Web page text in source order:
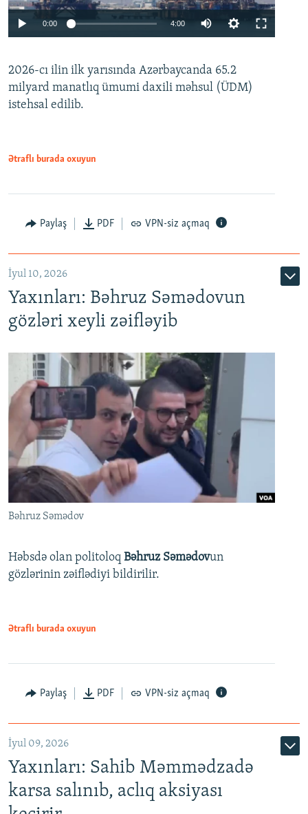
Auto 240p 360p 480p
0:00 4:00
360p
480p
2026-cı ilin ilk yarısında Azərbaycanda 65.2
milyard manatlıq ümumi daxili məhsul (ÜDM)
istehsal edilib.
Ətraflı burada oxuyun
Paylaş PDF VPN-siz açmaq
İyul 10, 2026
Yaxınları: Bəhruz Səmədovun
gözləri xeyli zəifləyib
Bəhruz Səmədov
Həbsdə olan politoloq Bəhruz Səmədovun
gözlərinin zəiflədiyi bildirilir.
Ətraflı burada oxuyun
Paylaş PDF VPN-siz açmaq
İyul 09, 2026
Yaxınları: Sahib Məmmədzadə
karsa salınıb, aclıq aksiyası